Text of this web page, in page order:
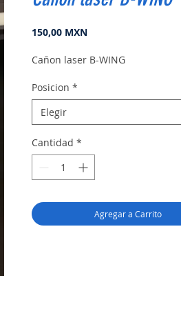
150,00 MXNPrecio
Cañon laser B-WING
Posicion *
Elegir
Cantidad *
Agregar a Carrito